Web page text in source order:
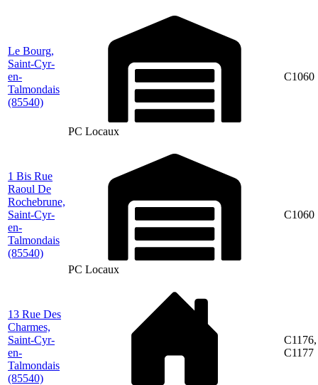
Le Bourg,
Saint-Cyr-
en-
Talmondais
(85540)
PC Locaux
C1060
1 Bis Rue
Raoul De
Rochebrune,
Saint-Cyr-
en-
Talmondais
(85540)
PC Locaux
C1060
13 Rue Des
Charmes,
Saint-Cyr-
en-
Talmondais
(85540)
C1176,
C1177